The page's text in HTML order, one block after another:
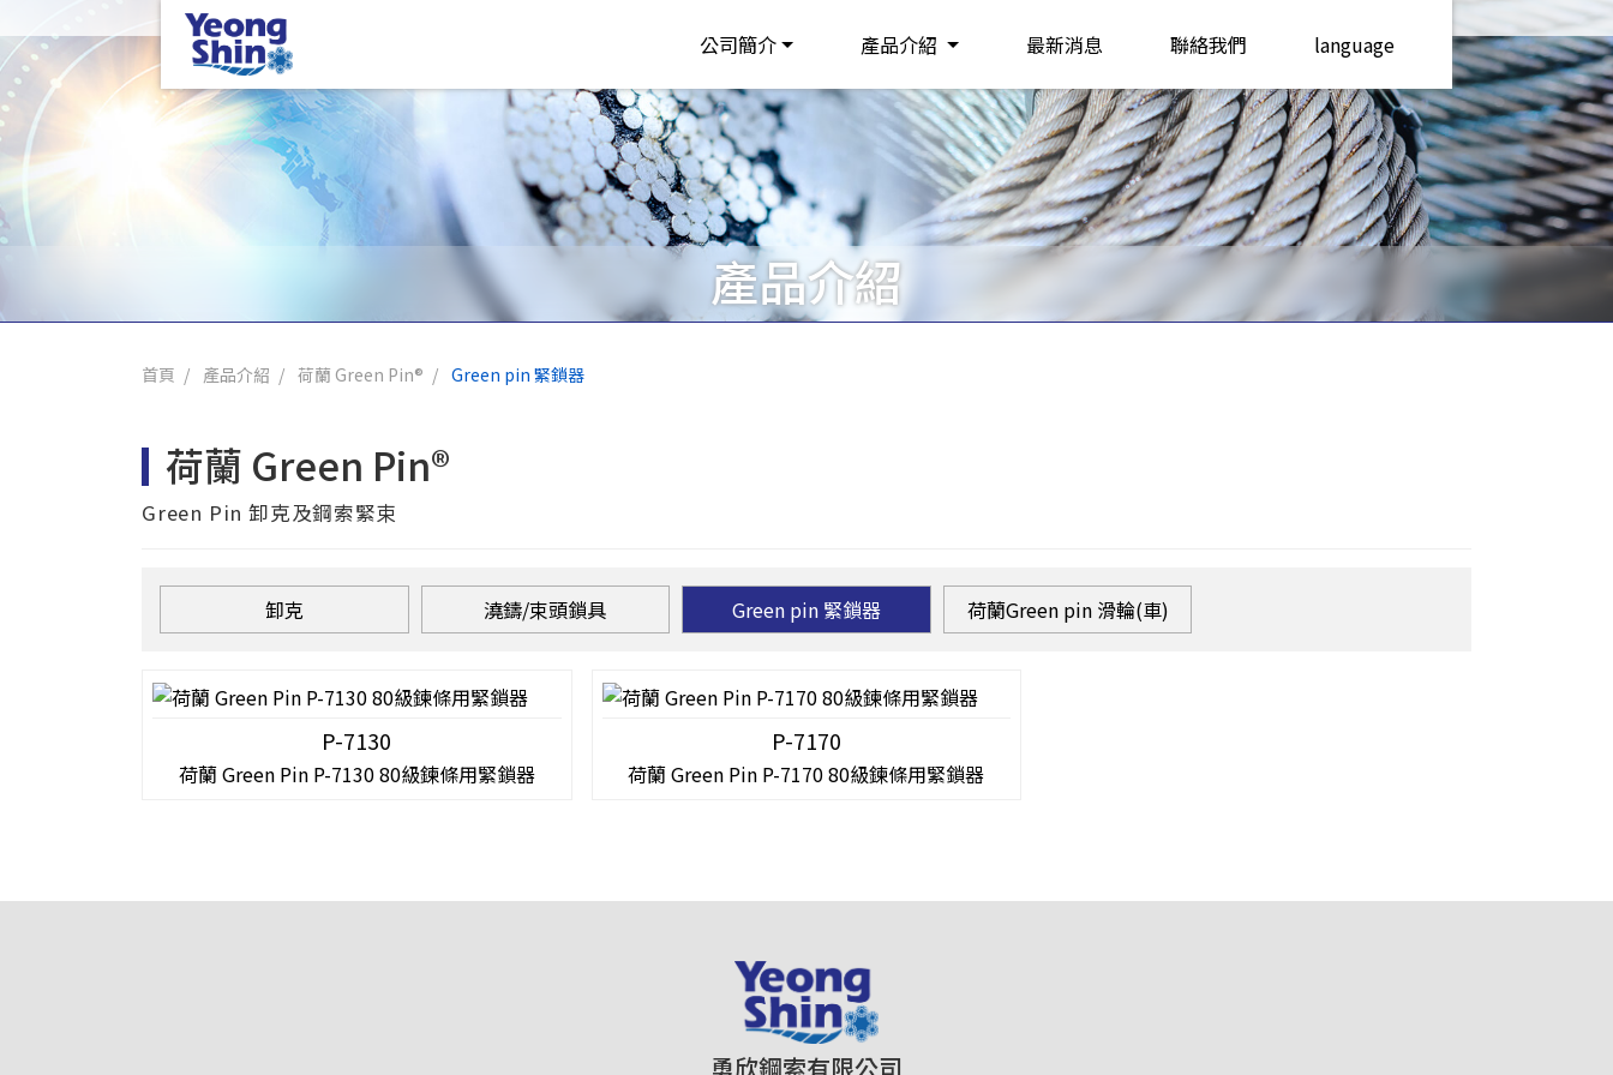
公司簡介 產品介紹 最新消息 聯絡我們 language
產品介紹
首頁 產品介紹 荷蘭 Green Pin® Green pin 緊鎖器
荷蘭 Green Pin®
Green Pin 卸克及鋼索緊束
卸克 澆鑄/束頭鎖具 Green pin 緊鎖器 荷蘭Green pin 滑輪(車)
P-7130
荷蘭 Green Pin P-7130 80級鍊條用緊鎖器
P-7170
荷蘭 Green Pin P-7170 80級鍊條用緊鎖器
勇欣鋼索有限公司